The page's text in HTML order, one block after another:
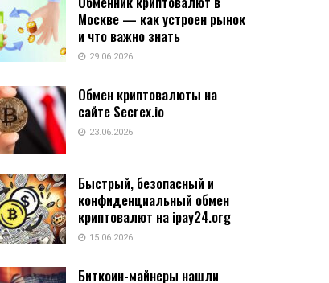
Москве — как устроен рынок
и что важно знать
29.06.2026
Обмен криптовалюты на
сайте Secrex.io
23.06.2026
Быстрый, безопасный и
конфиденциальный обмен
криптовалют на ipay24.org
15.06.2026
Биткоин-майнеры нашли